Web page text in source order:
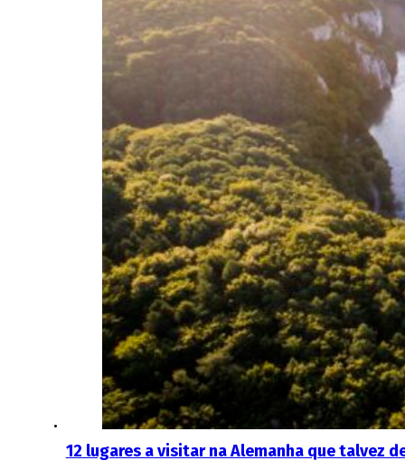
12 lugares a visitar na Alemanha que talvez